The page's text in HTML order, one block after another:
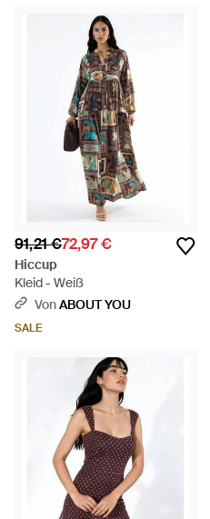
91,21 €72,97 €
Hiccup
Kleid - Weiß
VonABOUT YOU
SALE